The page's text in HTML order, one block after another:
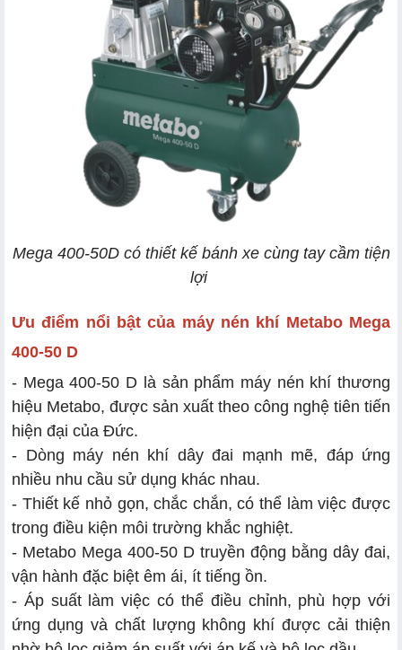
Mega 400-50D có thiết kế bánh xe cùng tay cầm tiện
lợi
Ưu điểm nổi bật của máy nén khí Metabo Mega
400-50 D
- Mega 400-50 D là sản phẩm máy nén khí thương
hiệu Metabo, được sản xuất theo công nghệ tiên tiến
hiện đại của Đức.
- Dòng máy nén khí dây đai mạnh mẽ, đáp ứng
nhiều nhu cầu sử dụng khác nhau.
- Thiết kế nhỏ gọn, chắc chắn, có thể làm việc được
trong điều kiện môi trường khắc nghiệt.
- Metabo Mega 400-50 D truyền động bằng dây đai,
vận hành đặc biệt êm ái, ít tiếng ồn.
- Áp suất làm việc có thể điều chỉnh, phù hợp với
ứng dụng và chất lượng không khí được cải thiện